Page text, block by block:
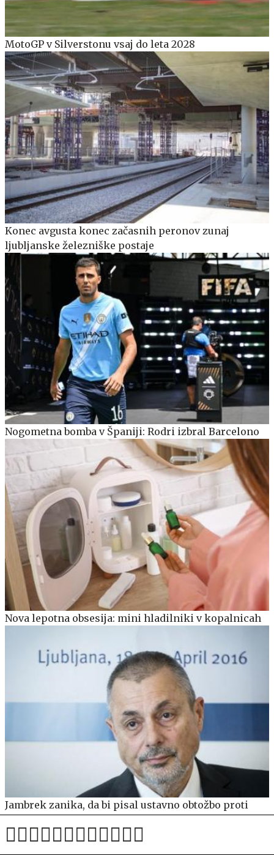
MotoGP v Silverstonu vsaj do leta 2028
Konec avgusta konec začasnih peronov zunaj
ljubljanske železniške postaje
Nogometna bomba v Španiji: Rodri izbral Barcelono
Nova lepotna obsesija: mini hladilniki v kopalnicah
Jambrek zanika, da bi pisal ustavno obtožbo proti